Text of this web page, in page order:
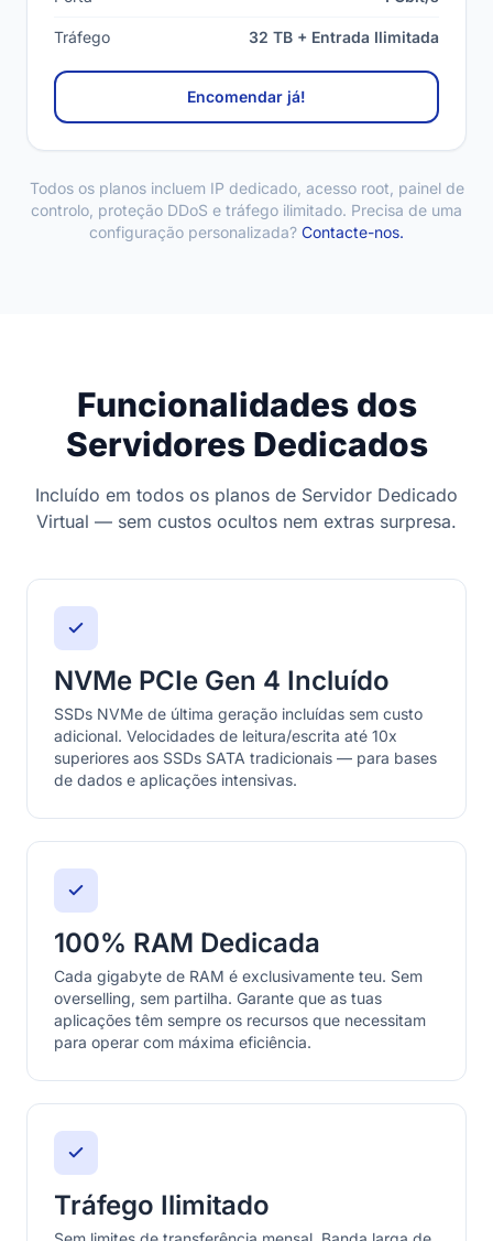
Tráfego 32 TB + Entrada Ilimitada
Encomendar já!
Todos os planos incluem IP dedicado, acesso root, painel de
controlo, proteção DDoS e tráfego ilimitado. Precisa de uma
configuração personalizada? Contacte-nos.
Funcionalidades dos
Servidores Dedicados
Incluído em todos os planos de Servidor Dedicado
Virtual — sem custos ocultos nem extras surpresa.
NVMe PCIe Gen 4 Incluído
SSDs NVMe de última geração incluídas sem custo
adicional. Velocidades de leitura/escrita até 10x
superiores aos SSDs SATA tradicionais — para bases
de dados e aplicações intensivas.
100% RAM Dedicada
Cada gigabyte de RAM é exclusivamente teu. Sem
overselling, sem partilha. Garante que as tuas
aplicações têm sempre os recursos que necessitam
para operar com máxima eficiência.
Tráfego Ilimitado